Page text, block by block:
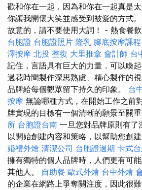
歡和你在一起，因為和你在一起真是
你讓我開懷大笑並感受到被愛的方式
故意的，請不要使用大詞！ - 熱食餐飲
台胞證 台胞證照片 隆乳 腳底按摩課程
澤按摩 北投 整復 大里推拿 會計師 台
記住，言語具有巨大的力量，可以喚
過花時間製作深思熟慮、精心製作的
品牌給每個觀眾留下持久的印象。 台
按摩 無論哪種方式，在開始工作之前
牌實現的目標有一個清晰的願景至關重
所 台胞證台南 一旦您對品牌原則有了
以開始創建內容和策略，以幫助您創建
婚禮外燴 清潔公司 台胞證過期 卡式
擁有獨特的個人品牌時，人們更有可
其他人。 自助餐 歐式外燴 台中外燴
的企業在網路上爭奪關注度，因此很難